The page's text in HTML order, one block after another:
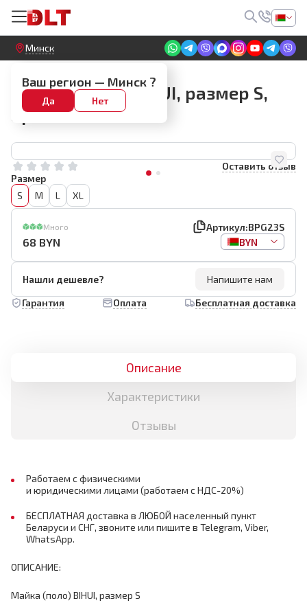
Круглосуточный! Прием заявок на сайте
Минск
Ваш регион — Минск ?
Да Нет
Рекламная продукция (мерч)
Майка (поло) BIHUI, размер S,
арт.BPG23S
Оставить отзыв
Размер
S
M L XL
Много Артикул:BPG23S
68 BYN BYN
Нашли дешевле?
Напишите нам
Гарантия
Оплата Бесплатная доставка
Описание
Характеристики
Отзывы
Работаем с физическими
и юридическими лицами (работаем с НДС-20%)
БЕСПЛАТНАЯ доставка в ЛЮБОЙ населенный пункт
Беларуси и СНГ, звоните или пишите в Telegram, Viber,
WhatsApp.
ОПИСАНИЕ:
Майка (поло) BIHUI, размер S